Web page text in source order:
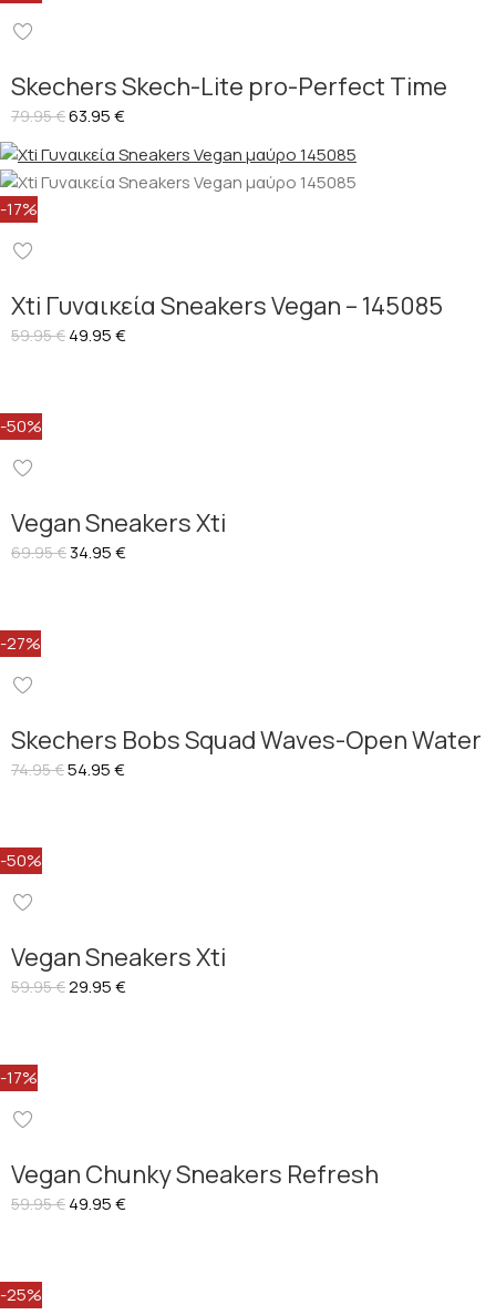
Skechers Skech-Lite pro-Perfect Time
79.95€63.95€
-17%
Xti Γυναικεία Sneakers Vegan – 145085
59.95€ 49.95€
-50%
Vegan Sneakers Xti
69.95€34.95€
-27%
Skechers Bobs Squad Waves-Open Water
74.95€54.95€
-50%
Vegan Sneakers Xti
59.95€29.95€
-17%
Vegan Chunky Sneakers Refresh
59.95€ 49.95€
-25%